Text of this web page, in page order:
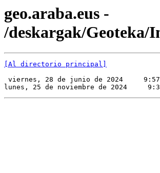
geo.araba.eus -
/deskargak/Geoteka/
[Al directorio principal]
viernes, 28 de junio de 2024
lunes, 25 de noviembre de 2024